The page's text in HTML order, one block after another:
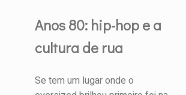
Anos 80: hip-hop e a
cultura de rua
Se tem um lugar onde o